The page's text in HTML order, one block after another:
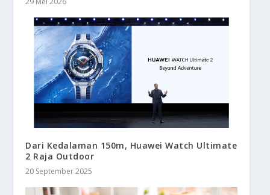
Dari Kedalaman 150m, Huawei Watch Ultimate
2 Raja Outdoor
20 September 2025